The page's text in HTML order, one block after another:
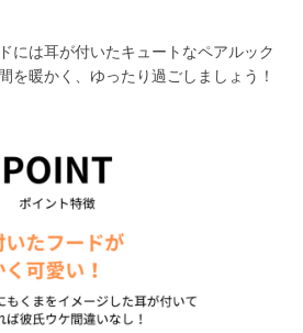
には耳が付いたキュートなペアルック
を暖かく、ゆったり過ごしましょう！